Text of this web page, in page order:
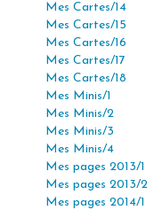
Mes Cartes/14
Mes Cartes/15
Mes Cartes/16
Mes Cartes/17
Mes Cartes/18
Mes Minis/1
Mes Minis/2
Mes Minis/3
Mes Minis/4
Mes pages 2013/1
Mes pages 2013/2
Mes pages 2014/1